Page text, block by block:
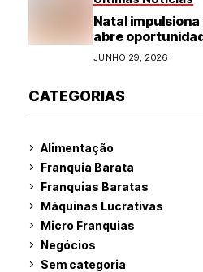
Natal
abre
diversos
JUNHO 29, 2026
CATEGORIAS
Alimentação
Franquia Barata
Franquias Baratas
Máquinas Lucrativas
Micro Franquias
Negócios
Sem categoria